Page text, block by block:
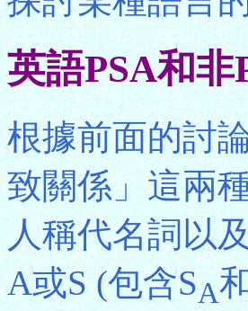
英語PSA和非
根據前面的討
致關係」這兩
人稱代名詞以
A或S (包含SA